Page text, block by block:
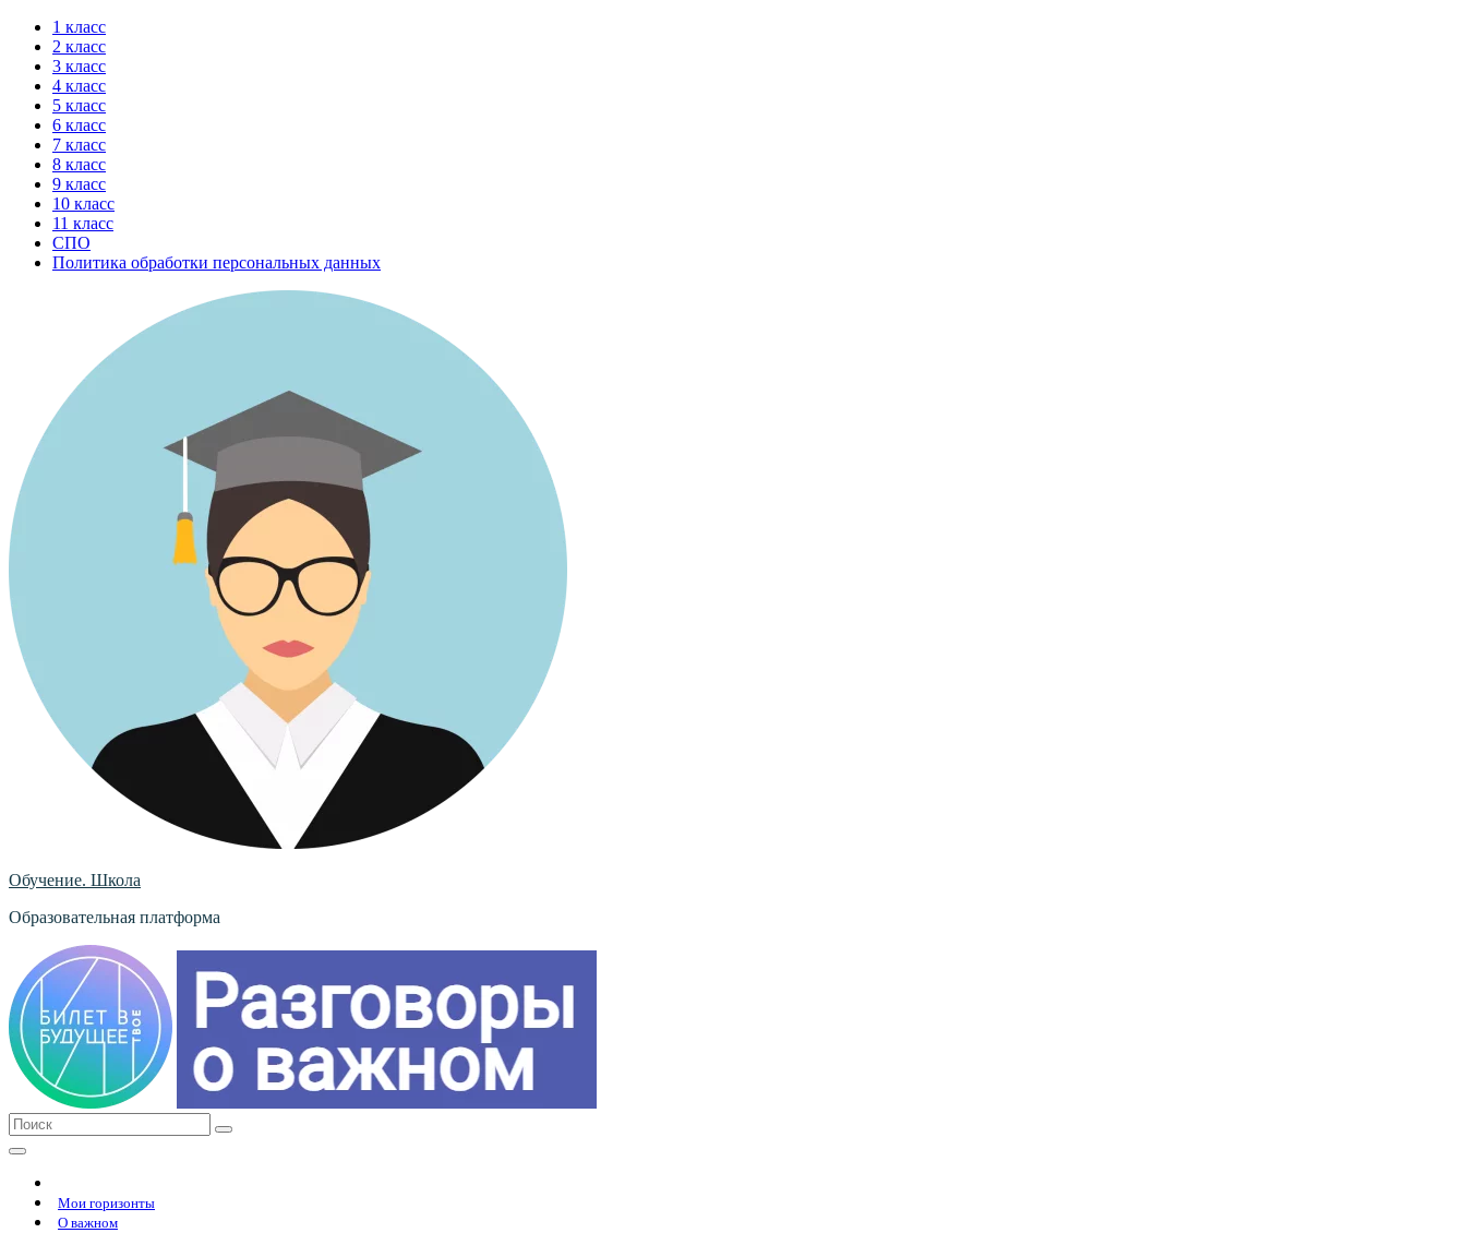
Перейти
содержимому
1 класс
2 класс
3 класс
4 класс
5 класс
6 класс
7 класс
8 класс
9 класс
10 класс
11 класс
СПО
Политика обработки персональных данных
Обучение. Школа
Образовательная платформа
Мои горизонты
О важном